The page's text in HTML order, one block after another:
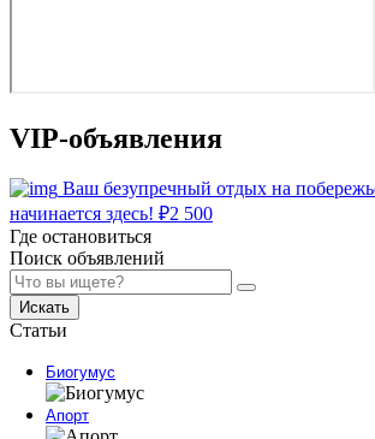
VIP-объявления
Ваш безупречный отдых на
начинается здесь! ₽2 500
Где остановиться
Поиск объявлений
Искать
Статьи
Биогумус
Апорт